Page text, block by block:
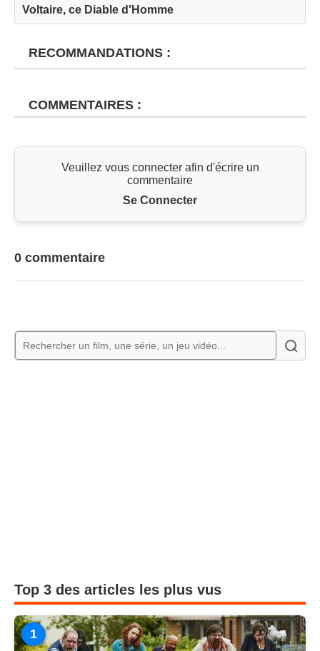
Voltaire, ce Diable d'Homme
RECOMMANDATIONS :
COMMENTAIRES :
Veuillez vous connecter afin d'écrire un
commentaire
Se Connecter
0 commentaire
Top 3 des articles les plus vus
1